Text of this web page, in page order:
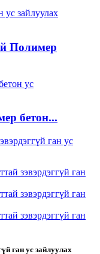
Полимер
бетон...
ган ус зайлуулах